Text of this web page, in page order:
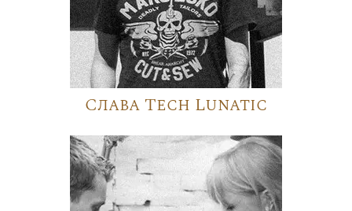
Слава Tech Lunatic